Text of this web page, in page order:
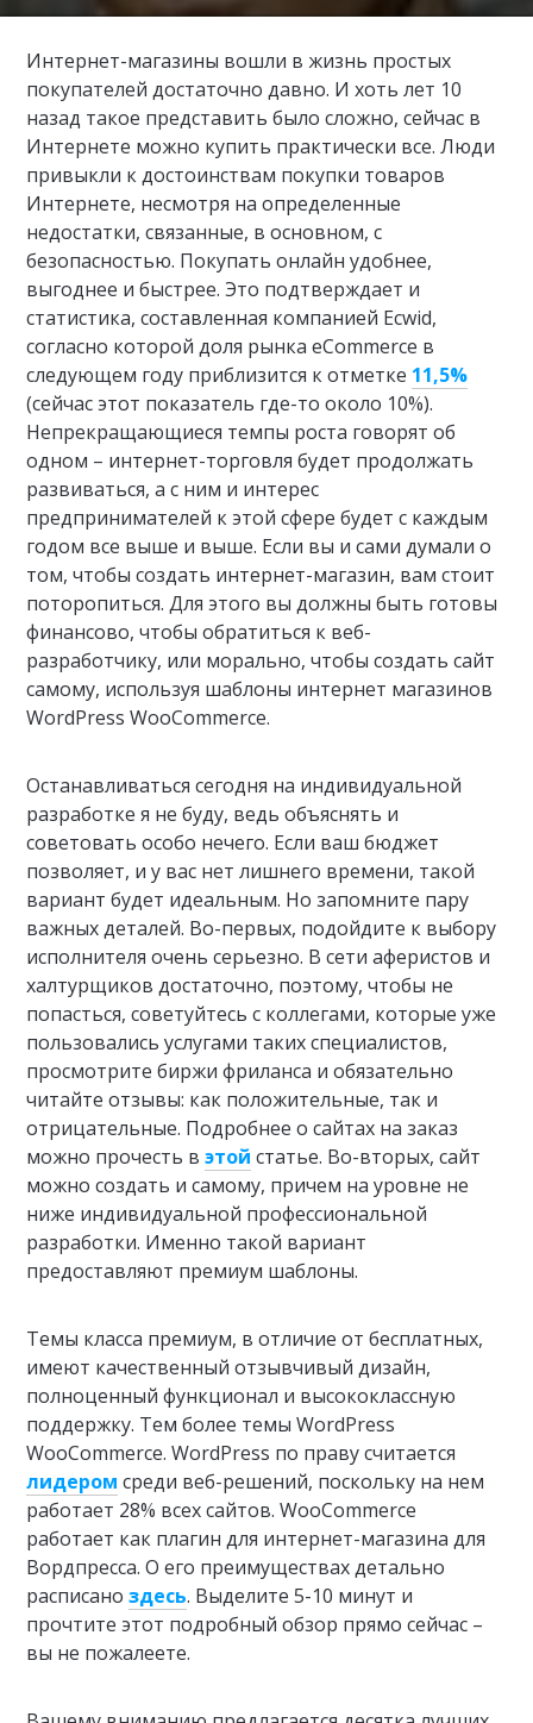
Интернет-магазины вошли в жизнь простых
покупателей достаточно давно. И хоть лет 10
назад такое представить было сложно, сейчас в
Интернете можно купить практически все. Люди
привыкли к достоинствам покупки товаров
Интернете, несмотря на определенные
недостатки, связанные, в основном, с
безопасностью. Покупать онлайн удобнее,
выгоднее и быстрее. Это подтверждает и
статистика, составленная компанией Ecwid,
согласно которой доля рынка eCommerce в
следующем году приблизится к отметке 11,5%
(сейчас этот показатель где-то около 10%).
Непрекращающиеся темпы роста говорят об
одном – интернет-торговля будет продолжать
развиваться, а с ним и интерес
предпринимателей к этой сфере будет с каждым
годом все выше и выше. Если вы и сами думали о
том, чтобы создать интернет-магазин, вам стоит
поторопиться. Для этого вы должны быть готовы
финансово, чтобы обратиться к веб-
разработчику, или морально, чтобы создать сайт
самому, используя шаблоны интернет магазинов
WordPress WooCommerce.
Останавливаться сегодня на индивидуальной
разработке я не буду, ведь объяснять и
советовать особо нечего. Если ваш бюджет
позволяет, и у вас нет лишнего времени, такой
вариант будет идеальным. Но запомните пару
важных деталей. Во-первых, подойдите к выбору
исполнителя очень серьезно. В сети аферистов и
халтурщиков достаточно, поэтому, чтобы не
попасться, советуйтесь с коллегами, которые уже
пользовались услугами таких специалистов,
просмотрите биржи фриланса и обязательно
читайте отзывы: как положительные, так и
отрицательные. Подробнее о сайтах на заказ
можно прочесть вэтой статье. Во-вторых, сайт
можно создать и самому, причем на уровне не
ниже индивидуальной профессиональной
разработки. Именно такой вариант
предоставляют премиум шаблоны.
Темы класса премиум, в отличие от бесплатных,
имеют качественный отзывчивый дизайн,
полноценный функционал и высококлассную
поддержку. Тем более темы WordPress
WooCommerce. WordPress по праву считается
лидером среди веб-решений, поскольку на нем
работает 28% всех сайтов. WooCommerce
работает как плагин для интернет-магазина для
Вордпресса. О его преимуществах детально
расписаноздесь. Выделите 5-10 минут и
прочтите этот подробный обзор прямо сейчас –
вы не пожалеете.